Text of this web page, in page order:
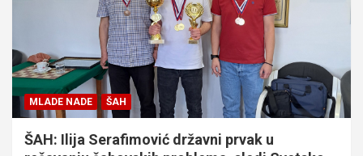
MLADE NADE ŠAH
ŠAH: Ilija Serafimović državni prvak u